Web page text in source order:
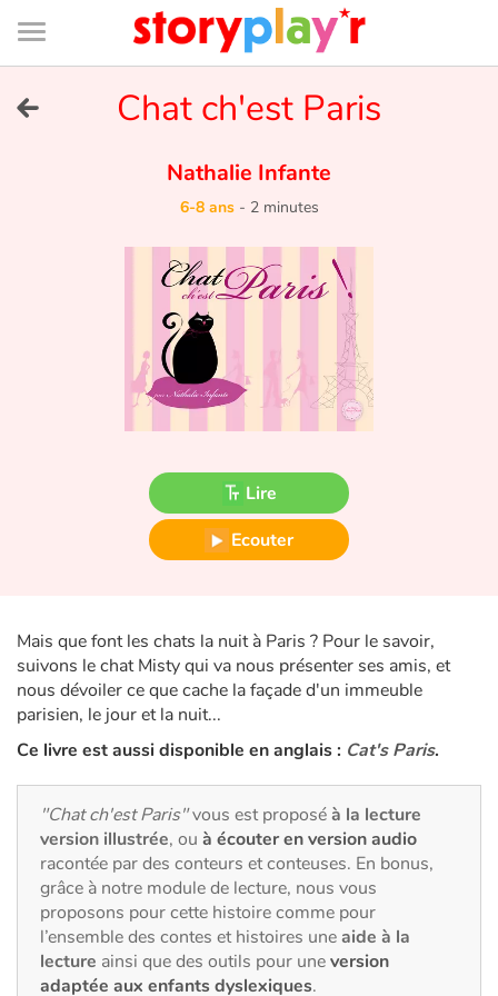
Connexion
Bibliothèque
de
page
Tester gratuitement
Fable, mythe, littérature et poésie
Princesses et princes, rois, reines et dragons
Héroïnes et héros
Écologie, nature, saisons
Les animaux
Voyage, épopée, enquête, aventure
Autour du monde
Apprentissage
Chat ch'est Paris
Nathalie Infante
6-8 ans- 2 minutes
Lire
Ecouter
Mais que font les chats la nuit à Paris ? Pour le savoir,
suivons le chat Misty qui va nous présenter ses amis, et
nous dévoiler ce que cache la façade d'un immeuble
parisien, le jour et la nuit...
Ce livre est aussi disponible en anglais : Cat's Paris.
"Chat ch'est Paris"vous est proposéà la lecture
version illustrée, ou à écouter en version audio
racontée par des conteurs et conteuses. En bonus,
grâce à notre module de lecture, nous vous
proposons pour cette histoire comme pour
l’ensemble des contes et histoires uneaide à la
lecture ainsi que des outils pour uneversion
adaptée aux enfants dyslexiques.